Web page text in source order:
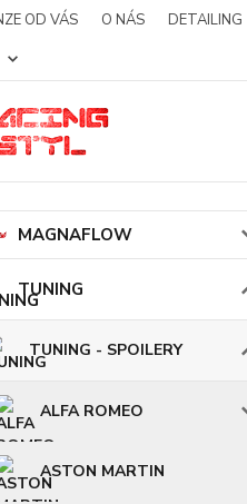
OD VÁS O NÁS DETAILING
MAGNAFLOW
TUNING
TUNING - SPOILERY
ALFA ROMEO
ASTON MARTIN